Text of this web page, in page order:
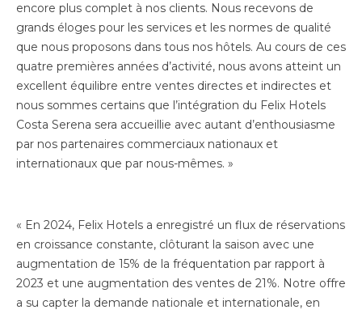
encore plus complet à nos clients. Nous recevons de
grands éloges pour les services et les normes de qualité
que nous proposons dans tous nos hôtels. Au cours de ces
quatre premières années d’activité, nous avons atteint un
excellent équilibre entre ventes directes et indirectes et
nous sommes certains que l’intégration du Felix Hotels
Costa Serena sera accueillie avec autant d’enthousiasme
par nos partenaires commerciaux nationaux et
internationaux que par nous-mêmes. »
« En 2024, Felix Hotels a enregistré un flux de réservations
en croissance constante, clôturant la saison avec une
augmentation de 15% de la fréquentation par rapport à
2023 et une augmentation des ventes de 21%. Notre offre
a su capter la demande nationale et internationale, en